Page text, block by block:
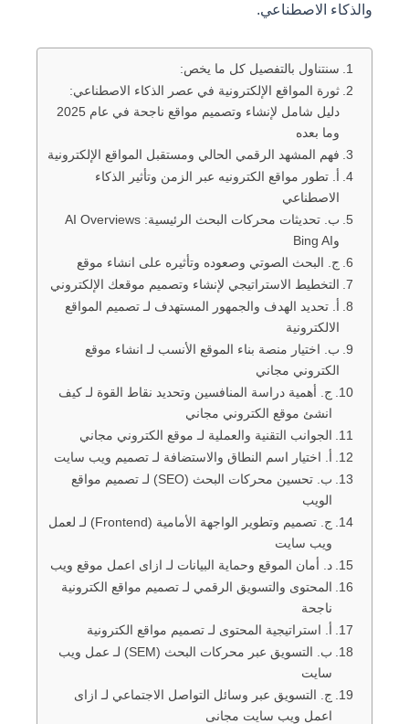
والذكاء الاصطناعي.
سنتناول بالتفصيل كل ما يخص:
ثورة المواقع الإلكترونية في عصر الذكاء الاصطناعي:
دليل شامل لإنشاء وتصميم مواقع ناجحة في عام 2025
وما بعده
فهم المشهد الرقمي الحالي ومستقبل المواقع الإلكترونية
أ. تطور مواقع الكترونيه عبر الزمن وتأثير الذكاء
الاصطناعي
ب. تحديثات محركات البحث الرئيسية: AI Overviews
ج. البحث الصوتي وصعوده وتأثيره على انشاء موقع
التخطيط الاستراتيجي لإنشاء وتصميم موقعك الإلكتروني
أ. تحديد الهدف والجمهور المستهدف لـ تصميم المواقع
الالكترونية
ب. اختيار منصة بناء الموقع الأنسب لـ انشاء موقع
الكتروني مجاني
ج. أهمية دراسة المنافسين وتحديد نقاط القوة لـ كيف
انشئ موقع الكتروني مجاني
الجوانب التقنية والعملية لـ موقع الكتروني مجاني
أ. اختيار اسم النطاق والاستضافة لـ تصميم ويب سايت
ب. تحسين محركات البحث (SEO) لـ تصميم مواقع
الويب
ج. تصميم وتطوير الواجهة الأمامية (Frontend) لـ لعمل
ويب سايت
د. أمان الموقع وحماية البيانات لـ ازاى اعمل موقع ويب
المحتوى والتسويق الرقمي لـ تصميم مواقع الكترونية
ناجحة
أ. استراتيجية المحتوى لـ تصميم مواقع الكترونية
ب. التسويق عبر محركات البحث (SEM) لـ عمل ويب
سايت
ج. التسويق عبر وسائل التواصل الاجتماعي لـ ازاى
اعمل ويب سايت مجانى